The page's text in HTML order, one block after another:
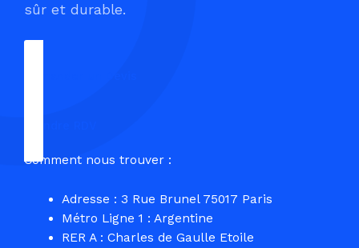
sûr et durable.
Comment nous trouver :
Adresse : 3 Rue Brunel 75017 Paris
Métro Ligne 1 : Argentine
RER A : Charles de Gaulle Etoile